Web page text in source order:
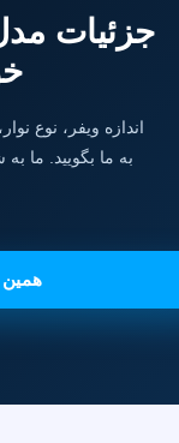
جزئیات مدل
اندازه ویفر، نوع
به ما بگویید. ما
همین